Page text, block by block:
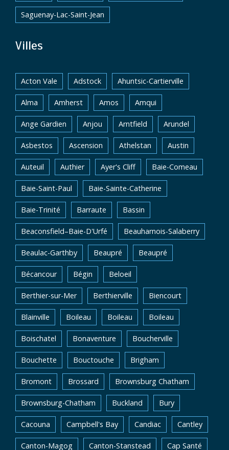
Saguenay-Lac-Saint-Jean
Villes
Acton Vale Adstock Ahuntsic-Cartierville
Alma Amherst Amos Amqui
Ange Gardien Anjou Arntfield Arundel
Asbestos Ascension Athelstan Austin
Auteuil Authier Ayer's Cliff Baie-Comeau
Baie-Saint-Paul Baie-Sainte-Catherine
Baie-Trinité Barraute Bassin
Beaconsfield–Baie-D'Urfé Beauharnois-Salaberry
Beaulac-Garthby Beaupré Beaupré
Bécancour Bégin Beloeil
Berthier-sur-Mer Berthierville Biencourt
Blainville Boileau Boileau Boileau
Boischatel Bonaventure Boucherville
Bouchette Bouctouche Brigham
Bromont Brossard Brownsburg Chatham
Brownsburg-Chatham Buckland Bury
Cacouna Campbell's Bay Candiac Cantley
Canton-Magog Canton-Stanstead Cap Santé